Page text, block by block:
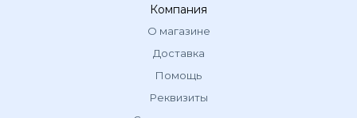
Компания
О магазине
Доставка
Помощь
Реквизиты